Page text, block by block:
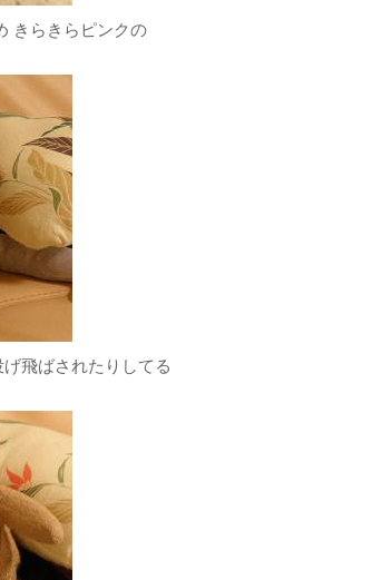
きらきらピンクの
飛ばされたりしてる